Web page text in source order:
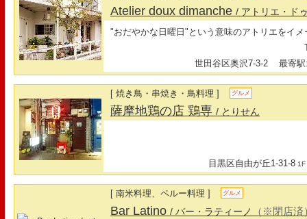
Atelier doux dimanche/ アトリエ・ド
"おだやかな日曜日"という意味のアトリエをイ
世田谷区奥沢7-3-2
最寄駅
[ 焼き鳥・串焼き・鳥料理 ] グルメ
薩摩地鶏の店 鶏専/ とりせん
目黒区自由が丘1-31-8 1F
[ 南米料理、ペルー料理 ] グルメ
Bar Latino/ バー・ラティーノ （※閉店済